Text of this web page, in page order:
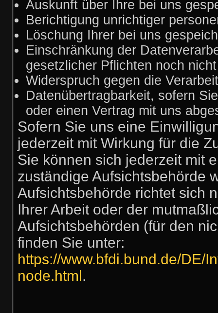
Auskunft über Ihre bei uns
Berichtigung unrichtiger
Löschung Ihrer bei uns
Einschränkung der
gesetzlicher Pflichten noch
Widerspruch gegen die
Datenübertragbarkeit, sofern
oder einen Vertrag mit uns
Sofern Sie uns eine
jederzeit mit Wirkung für die
Sie können sich jederzeit mit
zuständige Aufsichtsbehörde
Aufsichtsbehörde richtet sich
Ihrer Arbeit oder der
Aufsichtsbehörden (für den
finden Sie unter:
https://www.bfdi.bund.de/DE/
node.html.